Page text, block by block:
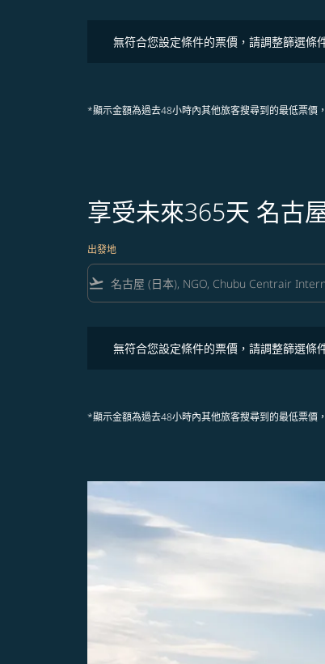
無符合您設定條件的票價，請調整篩選條
*顯示金額為過去48小時內其他旅客搜尋到的最低票價
享受未來365天 名古
出發地
flight_takeoff
無符合您設定條件的票價，請調整篩選條
*顯示金額為過去48小時內其他旅客搜尋到的最低票價